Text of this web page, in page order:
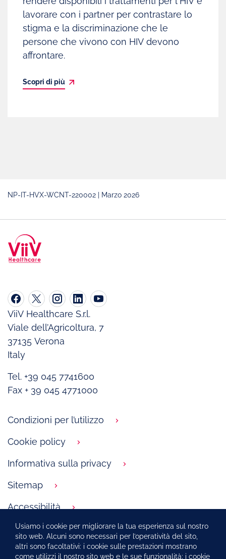
lavorare con i partner per contrastare lo
stigma e la discriminazione che le
persone che vivono con HIV devono
affrontare.
Scopri di più
NP-IT-HVX-WCNT-220002 | Marzo 2026
ViiV Healthcare S.r.l.
Viale dell’Agricoltura, 7
37135 Verona
Italy
Tel. +39 045 7741600
Fax + 39 045 4771000
Condizioni per l’utilizzo
Cookie policy
Informativa sulla privacy
Sitemap
Accessibilità
Le nostre sedi nel mondo
Farmacovigilanza
Usiamo i cookie per migliorare la tua esperienza sul nostro
sito web. Alcuni sono necessari per l’operatività del sito,
altri sono facoltativi: i cookie sulle prestazioni mostrano
come utilizzi il nostro sito web e le sue funzionalità; i cookie